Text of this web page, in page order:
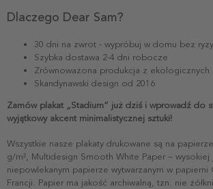
Dlaczego Dear Sam?
30 dni na zwrot - wypróbuj w domu bez
Szybka dostawa 2-4 dni robocze
Zrównoważona produkcja z ekologicznych
Skandynawski design od 2016
Zamów plakat „Stadium” już dziś i wprowadź do
wyjątkowy akcent minimalistycznej sztuki!
Wszystkie nasze plakaty drukowane są na
g/m², Multidesign Smooth White Paper – wysokiej
niepowlekanym papierze wytwarzanym w papierni
Francji. Papier ma jakość archiwalną, tzn. nie